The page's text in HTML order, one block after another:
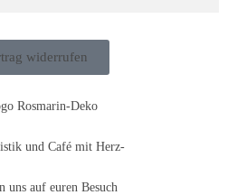
widerrufen
und Café mit Herz-
uns auf euren Besuch